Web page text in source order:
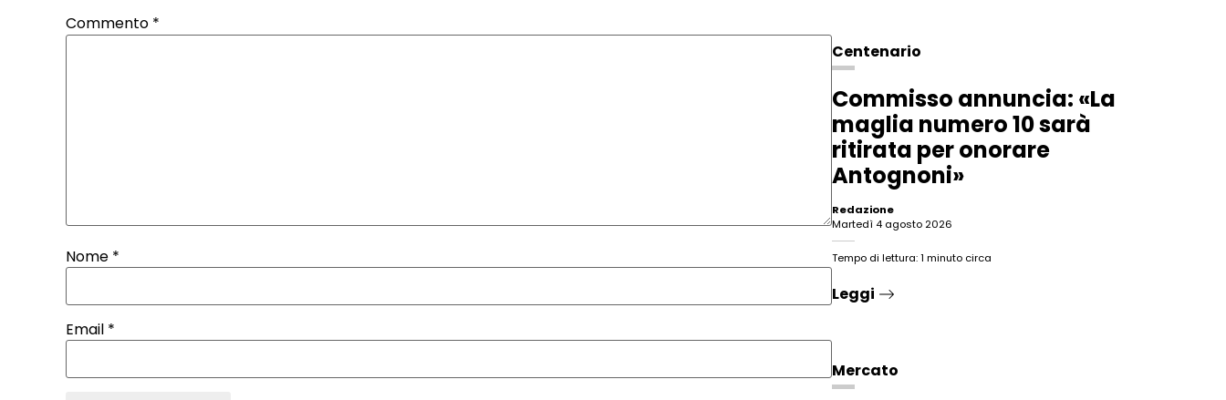
Commento *
Nome *
Email *
Centenario
Commisso annuncia: «La
maglia numero 10 sarà
ritirata per onorare
Antognoni»
Redazione
martedì 4 agosto 2026
Tempo di lettura: 1 minuto circa
Leggi
Mercato